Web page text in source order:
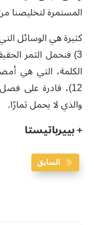
المستمرة لتخليصنا
3) فنحمل الثمر
12)، قادرة على
والذي لا يحمل ثمارًا.
+ بييرباتيستا
السابق